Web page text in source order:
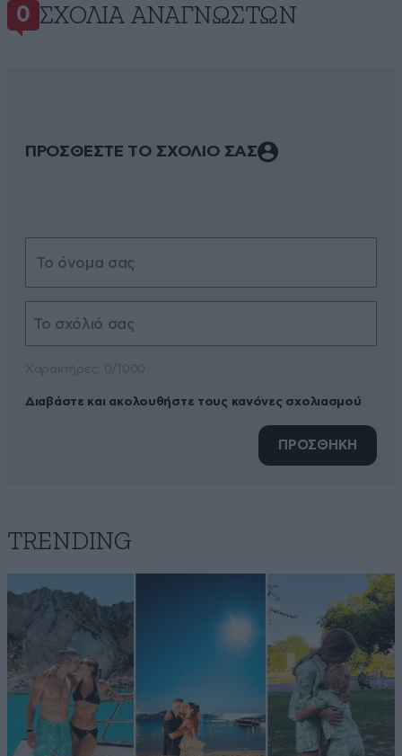
0 ΣΧΌΛΙΑ ΑΝΑΓΝΩΣΤΏΝ
ΠΡΟΣΘΕΣΤΕ ΤΟ ΣΧΟΛΙΟ ΣΑΣ
Διαβάστε και ακολουθήστε τους κανόνες σχολιασμού
ΠΡΟΣΘΗΚΗ
TRENDING